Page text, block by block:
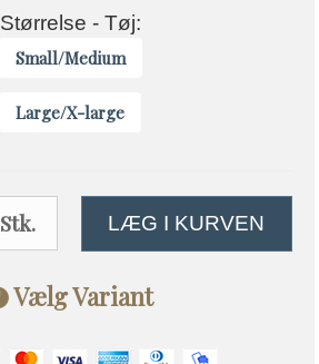
Størrelse - Tøj:
Small/Medium
Large/X-large
Stk. LÆG I KURVEN
Vælg Variant